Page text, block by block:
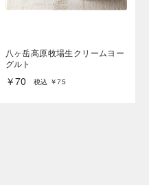
八ヶ岳高原牧場生クリームヨー
グルト
￥70 税込 ￥75